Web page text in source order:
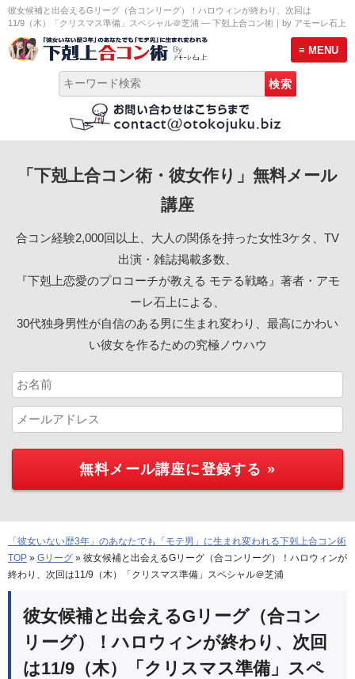
彼女候補と出会えるGリーグ（合コンリーグ）！ハロウィンが終わり、次回は
11/9（木）「クリスマス準備」スペシャル＠芝浦 ― 下剋上合コン術｜by アモーレ石上
≡ MENU
プロ合コン幹事養成講座 説明会
サービス案内
恋愛プロフィール
「下剋上合コン術・彼女作り」無料メール
講座
合コン経験2,000回以上、大人の関係を持った女性3ケタ、TV
出演・雑誌掲載多数、
『下剋上恋愛のプロコーチが教える モテる戦略』著者・アモ
ーレ石上による、
30代独身男性が自信のある男に生まれ変わり、最高にかわい
い彼女を作るための究極ノウハウ
「彼女いない歴3年」のあなたでも「モテ男」に生まれ変われる下剋上合コン術
TOP » Gリーグ » 彼女候補と出会えるGリーグ（合コンリーグ）！ハロウィンが
終わり、次回は11/9（木）「クリスマス準備」スペシャル＠芝浦
彼女候補と出会えるGリーグ（合コン
リーグ）！ハロウィンが終わり、次回
は11/9（木）「クリスマス準備」スペ